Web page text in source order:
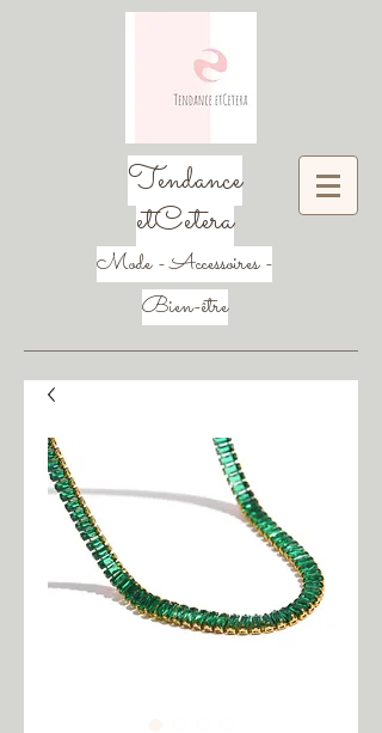
Tendance
etCetera
Mode - Accessoires -
Bien-être